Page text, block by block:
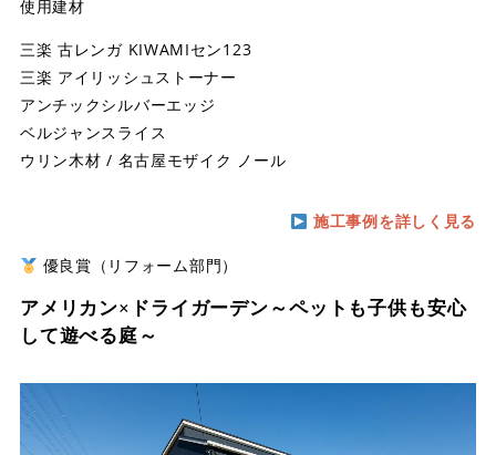
使用建材
三楽 古レンガ KIWAMIセン123
三楽 アイリッシュストーナー
アンチックシルバーエッジ
ベルジャンスライス
ウリン木材 / 名古屋モザイク ノール
施工事例を詳しく見る
優良賞（リフォーム部門）
アメリカン×ドライガーデン～ペットも子供も安心
して遊べる庭～